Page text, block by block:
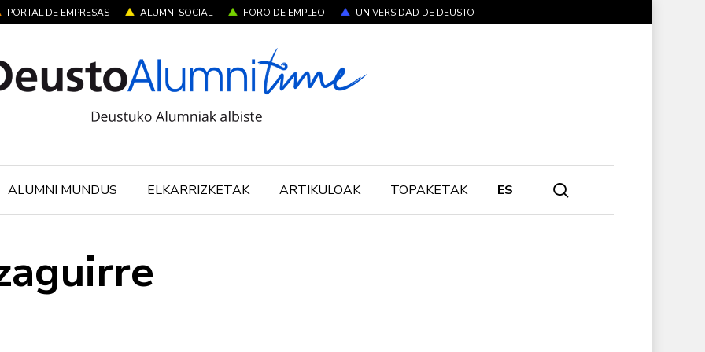
PORTAL DE EMPRESAS ALUMNI SOCIAL FORO DE EMPLEO UNIVERSIDAD DE DEUSTO
ALUMNI MUNDUS ELKARRIZKETAK ARTIKULOAK TOPAKETAK ES